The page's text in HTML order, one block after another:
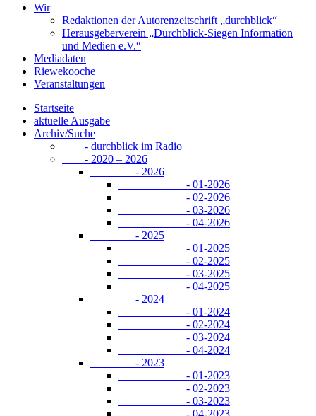
Wir
Redaktionen der Autorenzeitschrift „durchblick“
Herausgeberverein „Durchblick-Siegen Information
und Medien e.V.“
Mediadaten
Riewekooche
Veranstaltungen
Startseite
aktuelle Ausgabe
Archiv/Suche
- durchblick im Radio
- 2020 – 2026
- 2026
- 01-2026
- 02-2026
- 03-2026
- 04-2026
- 2025
- 01-2025
- 02-2025
- 03-2025
- 04-2025
- 2024
- 01-2024
- 02-2024
- 03-2024
- 04-2024
- 2023
- 01-2023
- 02-2023
- 03-2023
- 04-2023